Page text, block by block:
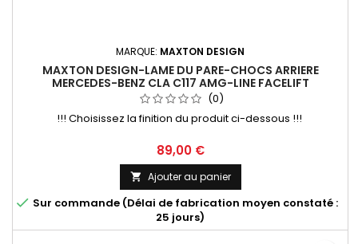
MARQUE: MAXTON DESIGN
MAXTON DESIGN-LAME DU PARE-CHOCS ARRIERE
MERCEDES-BENZ CLA C117 AMG-LINE FACELIFT
(0)
!!! Choisissez la finition du produit ci-dessous !!!
Prix
89,00 €
 Ajouter au panier
 Sur commande (Délai de fabrication moyen constaté :
25 jours)